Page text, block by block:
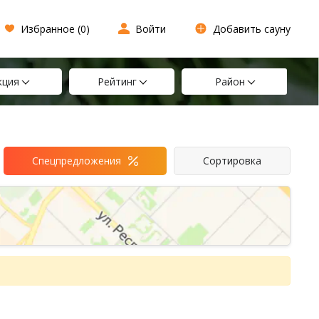
Избранное (0) Войти Добавить сауну
Рейтинг Район
Спецпредложения Сортировка